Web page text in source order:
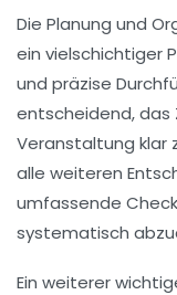
Die Planung und
ein vielschichtiger
und präzise
entscheidend, das
Veranstaltung klar
alle weiteren
umfassende
systematisch
Ein weiterer